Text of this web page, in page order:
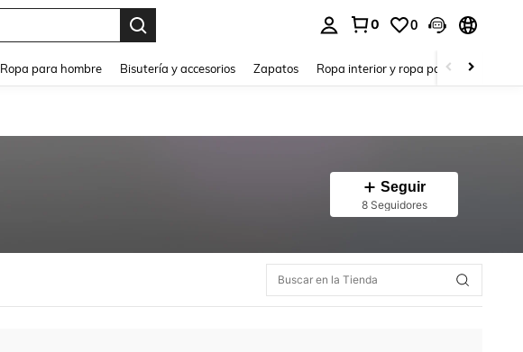
0 0
Ropa para hombre Bisutería y accesorios Zapatos Ropa interior y ropa para dormir
Seguir
8 Seguidores